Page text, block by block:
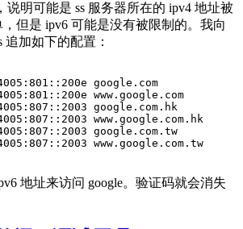
说明可能是 ss 服务器所在的 ipv4 地址被
，但是 ipv6 可能是没有被限制的。我向
追加如下的配置：
google.com
www.google.com
google.com.hk
www.google.com.hk
google.com.tw
www.google.com.tw
地址来访问 google。验证码就会消失